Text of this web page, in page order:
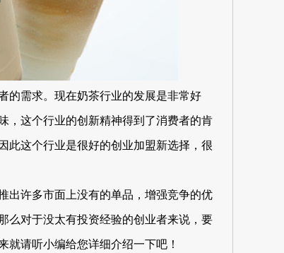
的需求。现在奶茶行业的发展是非常好
，这个行业的创新精神得到了消费者的肯
此这个行业是很好的创业加盟新选择，很
出许多市面上没有的单品，增强竞争的优
么对于没太有投资经验的创业者来说，要
请听小编给您详细介绍一下吧！